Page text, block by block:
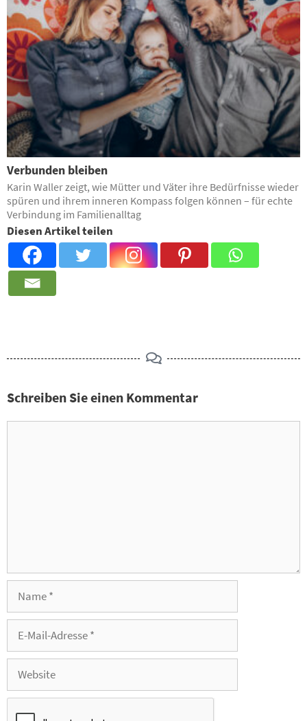
Verbunden bleiben
Karin Waller zeigt, wie Mütter und Väter ihre ­Bedürfnisse wieder
spüren und ihrem inneren Kompass folgen können – für echte
Verbindung im Familienalltag
Diesen Artikel teilen
Schreiben Sie einen Kommentar